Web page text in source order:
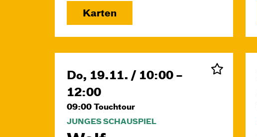
Karten
Do, 19.11. / 10:00 –
12:00
09:00 Touchtour
JUNGES SCHAUSPIEL